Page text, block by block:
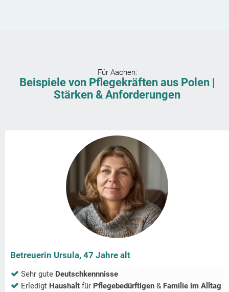
Für Aachen:
Beispiele von Pflegekräften aus Polen |
Stärken & Anforderungen
Betreuerin Ursula, 47 Jahre alt
Sehr gute Deutschkennnisse
Erledigt Haushalt für Pflegebedürftigen & Familie im Alltag